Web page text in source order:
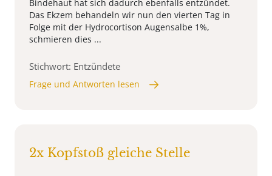
Bindehaut hat sich dadurch ebenfalls entzündet.
Das Ekzem behandeln wir nun den vierten Tag in
Folge mit der Hydrocortison Augensalbe 1%,
schmieren dies ...
Stichwort: Entzündete
Frage und Antworten lesen
2x Kopfstoß gleiche Stelle